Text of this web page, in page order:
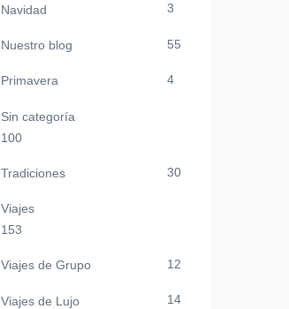
Navidad 3
Nuestro blog 55
Primavera 4
Sin categoría
100
Tradiciones 30
Viajes
153
Viajes de Grupo 12
Viajes de Lujo 14